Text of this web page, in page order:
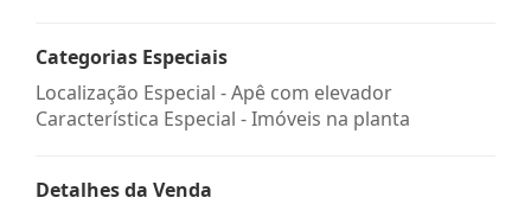
Categorias Especiais
Localização Especial - Apê com elevador
Característica Especial - Imóveis na planta
Detalhes da Venda